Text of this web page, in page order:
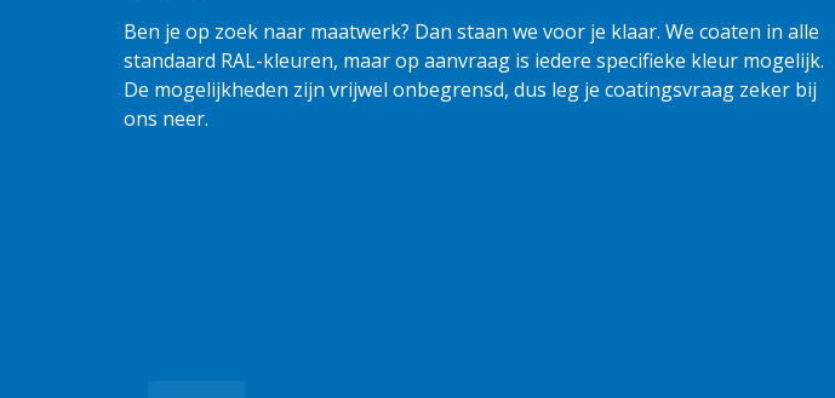
Ben je op zoek naar maatwerk? Dan staan we voor je klaar. We coaten in alle
standaard RAL-kleuren, maar op aanvraag is iedere specifieke kleur mogelijk.
De mogelijkheden zijn vrijwel onbegrensd, dus leg je coatingsvraag zeker bij
ons neer.